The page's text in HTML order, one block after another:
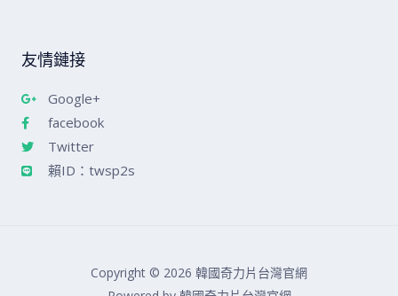
友情鏈接
Google+
facebook
Twitter
賴ID：twsp2s
Copyright © 2026 韓國奇力片台灣官網